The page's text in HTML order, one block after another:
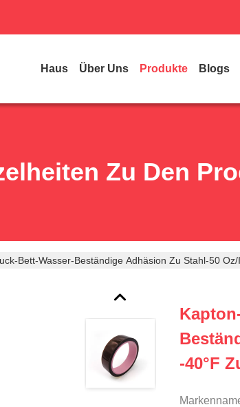
Haus Über Uns Produkte Blogs
Zu Den
Bett-Wasser-Beständige Adhäsion Zu Stahl-50
-40°F